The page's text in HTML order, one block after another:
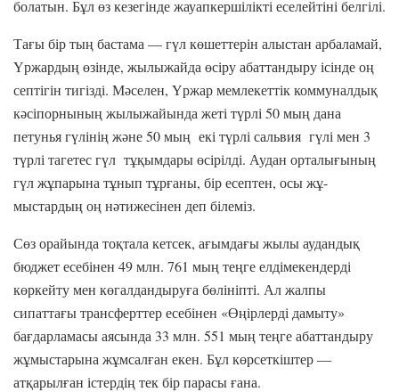
болатын. Бұл өз кезегінде жауапкершілікті еселейтіні белгілі.
Тағы бір тың бастама — гүл көшеттерін алыстан арбаламай,
Үржардың өзінде, жылыжайда өсіру абаттандыру ісінде оң
септігін тигізді. Мәселен, Үржар мемлекеттік коммуналдық
кәсіпорнының жылыжайында жеті түрлі 50 мың дана
петунья гүлінің және 50 мың екі түрлі сальвия гүлі мен 3
түрлі тагетес гүл тұқымдары өсірілді. Аудан орталығының
гүл жұпарына тұнып тұрғаны, бір есептен, осы жұ-
мыстардың оң нәтижесінен деп білеміз.
Сөз орайында тоқтала кетсек, ағымдағы жылы аудандық
бюджет есебінен 49 млн. 761 мың теңге елдімекендерді
көркейту мен көгалдандыруға бөлініпті. Ал жалпы
сипаттағы трансферттер есебінен «Өңірлерді дамыту»
бағдарламасы аясында 33 млн. 551 мың теңге абаттандыру
жұмыстарына жұмсалған екен. Бұл көрсеткіштер —
атқарылған істердің тек бір парасы ғана.